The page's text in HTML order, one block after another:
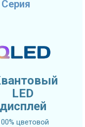
LED
дисплей
цветовой